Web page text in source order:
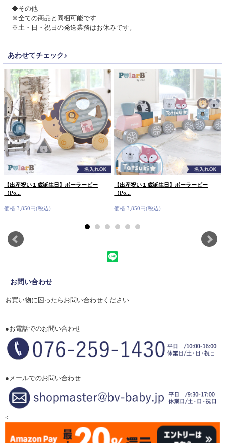
◆その他
※全ての商品と同梱可能です
※土・日・祝日の発送業務はお休みです。
あわせてチェック♪
【出産祝い１歳誕生日】ポーラービー
（Po...
価格:3,850円(税込)
【出産祝い１歳誕生日】ポーラービー
（Po...
価格:3,850円(税込)
お問い合わせ
お買い物に困ったらお問い合わせください
●お電話でのお問い合わせ
●メールでのお問い合わせ
<